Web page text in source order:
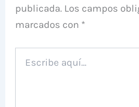
publicada. Los campos
marcados con *
aquí...